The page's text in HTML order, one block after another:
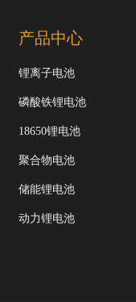
产品中心
锂离子电池
磷酸铁锂电池
18650锂电池
聚合物电池
储能锂电池
动力锂电池